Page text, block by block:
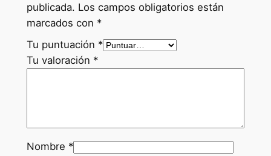
publicada. Los campos obligatorios están
marcados con *
Tu puntuación *
Tu valoración *
Nombre *